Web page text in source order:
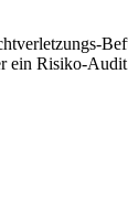
ein Risiko-